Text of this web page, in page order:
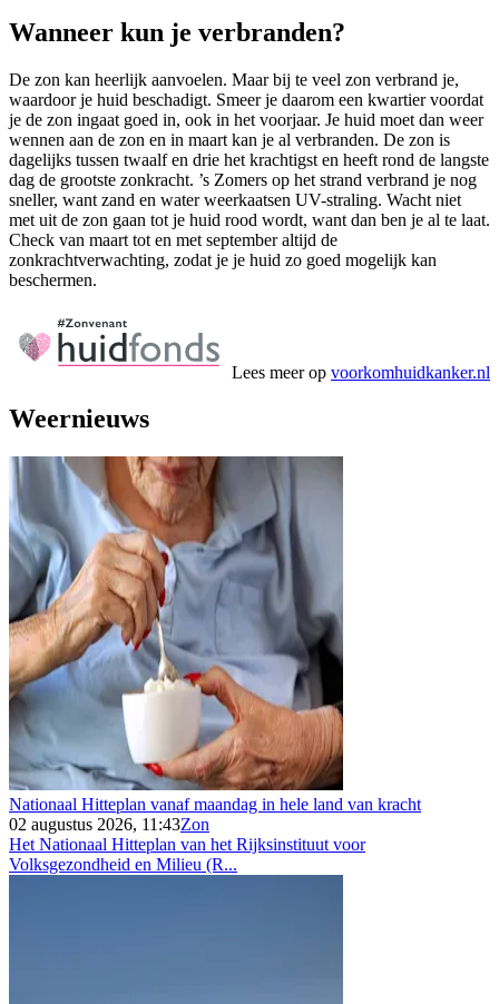
Wanneer kun je verbranden?
De zon kan heerlijk aanvoelen. Maar bij te veel zon verbrand je,
waardoor je huid beschadigt. Smeer je daarom een kwartier voordat
je de zon ingaat goed in, ook in het voorjaar. Je huid moet dan weer
wennen aan de zon en in maart kan je al verbranden. De zon is
dagelijks tussen twaalf en drie het krachtigst en heeft rond de langste
dag de grootste zonkracht. ’s Zomers op het strand verbrand je nog
sneller, want zand en water weerkaatsen UV-straling. Wacht niet
met uit de zon gaan tot je huid rood wordt, want dan ben je al te laat.
Check van maart tot en met september altijd de
zonkrachtverwachting, zodat je je huid zo goed mogelijk kan
beschermen.
Lees meer op voorkomhuidkanker.nl
Weernieuws
Nationaal Hitteplan vanaf maandag in hele land van kracht
02 augustus 2026, 11:43Zon
Het Nationaal Hitteplan van het Rijksinstituut voor
Volksgezondheid en Milieu (R...